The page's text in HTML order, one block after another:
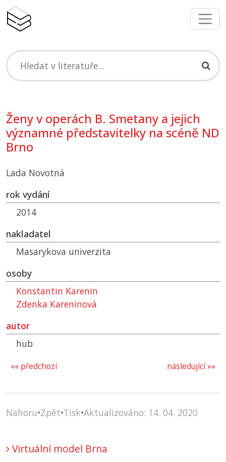
Ženy v operách B. Smetany a jejich
významné představitelky na scéně ND
Brno
Lada Novotná
rok vydání
2014
nakladatel
Masarykova univerzita
osoby
Konstantin Karenin
Zdenka Kareninová
autor
hub
následující »»
«« předchozí
Nahoru•Zpět•Tisk•Aktualizováno: 14. 04. 2020
Virtuální model Brna